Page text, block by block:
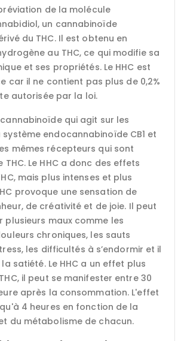
de la molécule
un cannabinoïde
du THC. Il est obtenu en
au THC, ce qui modifie sa
et ses propriétés. Le HHC est
car il ne contient pas plus de 0,2%
autorisée par la loi.
cannabinoïde qui agit sur les
endocannabinoïde CB1 et
mêmes récepteurs qui sont
Le HHC a donc des effets
mais plus intenses et plus
provoque une sensation de
de créativité et de joie. Il peut
plusieurs maux comme les
chroniques, les sauts
les difficultés à s’endormir et il
satiété. Le HHC a un effet plus
il peut se manifester entre 30
après la consommation. L'effet
4 heures en fonction de la
du métabolisme de chacun.